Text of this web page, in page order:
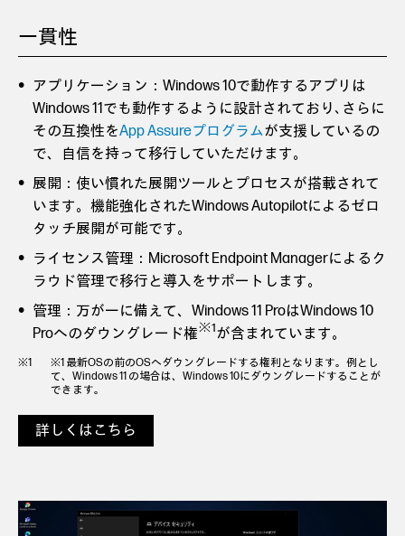
一貫性
アプリケーション：Windows 10で動作するアプリは
Windows 11でも動作するように設計されており､さらに
その互換性をApp Assureプログラムが支援しているの
で、自信を持って移行していただけます。
展開：使い慣れた展開ツールとプロセスが搭載されて
います。機能強化されたWindows Autopilotによるゼロ
タッチ展開が可能です。
ライセンス管理：Microsoft Endpoint Managerによるク
ラウド管理で移行と導入をサポートします。
管理：万が一に備えて、Windows 11 ProはWindows 10
Proへのダウングレード権※1が含まれています。
※1 最新OSの前のOSへダウングレードする権利となります。例とし
て、Windows 11 の場合は、Windows 10にダウングレードすることが
できます。
詳しくはこちら